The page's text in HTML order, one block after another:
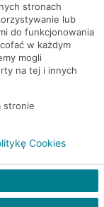
zastrzeżone
stronach
lub
do funkcjonowania
w każdym
mogli
na tej i innych
stronie
Cookies